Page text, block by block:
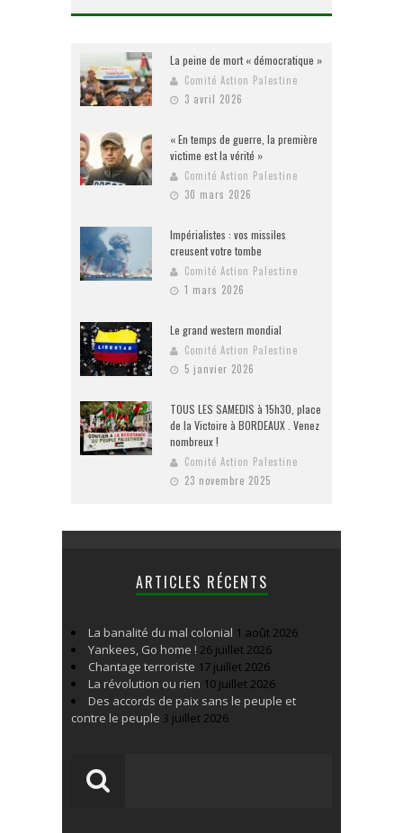
La peine de mort « démocratique »
Comité Action Palestine
3 avril 2026
« En temps de guerre, la première
victime est la vérité »
Comité Action Palestine
30 mars 2026
Impérialistes : vos missiles
creusent votre tombe
Comité Action Palestine
1 mars 2026
Le grand western mondial
Comité Action Palestine
5 janvier 2026
TOUS LES SAMEDIS à 15h30, place
de la Victoire à BORDEAUX . Venez
nombreux !
Comité Action Palestine
23 novembre 2025
ARTICLES RÉCENTS
La banalité du mal colonial 1 août 2026
Yankees, Go home ! 26 juillet 2026
Chantage terroriste 17 juillet 2026
La révolution ou rien 10 juillet 2026
Des accords de paix sans le peuple et
contre le peuple 3 juillet 2026